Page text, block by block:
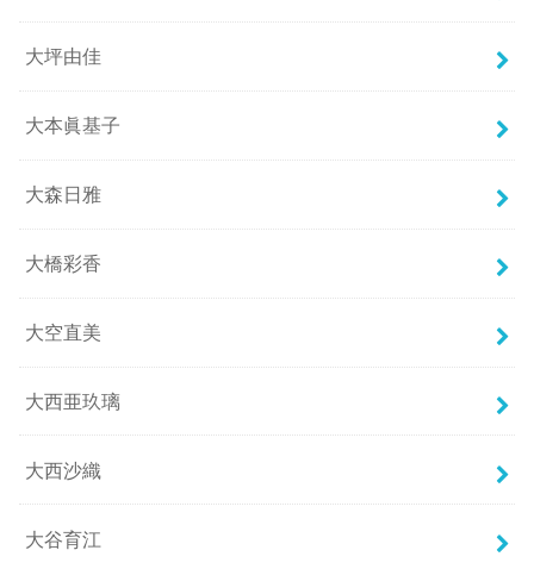
大坪由佳
大本眞基子
大森日雅
大橋彩香
大空直美
大西亜玖璃
大西沙織
大谷育江